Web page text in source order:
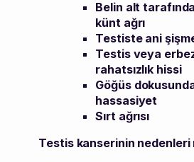
Belin alt
künt ağrı
Testiste ani
Testis veya
rahatsızlık hissi
Göğüs
hassasiyet
Sırt ağrısı
Testis kanserinin nedenleri